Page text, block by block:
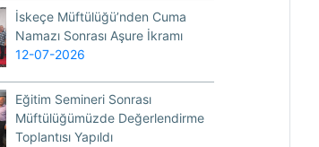
İskeçe Müftülüğü’nden Cuma
Namazı Sonrası Aşure İkramı
12-07-2026
Eğitim Semineri Sonrası
Müftülüğümüzde Değerlendirme
Toplantısı Yapıldı